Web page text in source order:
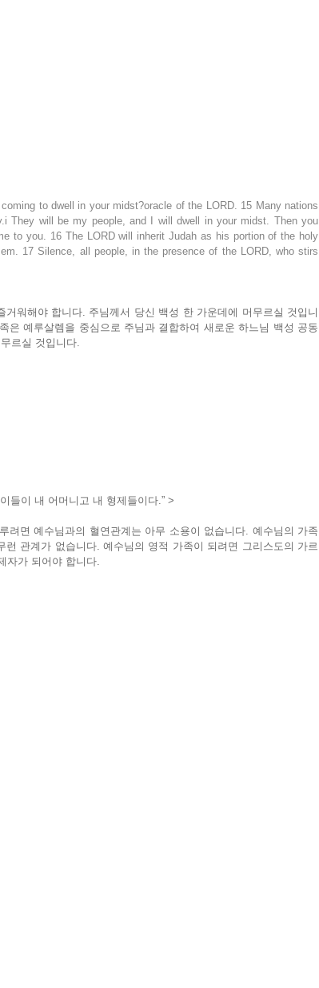
to dwell in your midst?oracle of the LORD. 15 Many nations
They will be my people, and I will dwell in your midst. Then you
to you. 16 The LORD will inherit Judah as his portion of the holy
17 Silence, all people, in the presence of the LORD, who stirs
워해야 합니다. 주님께서 당신 백성 한 가운데에 머무르실 것입니
은 예루살렘을 중심으로 주님과 결합하여 새로운 하느님 백성 공동
르실 것입니다.
들이 내 어머니고 내 형제들이다.” >
려면 예수님과의 혈연관계는 아무 소용이 없습니다. 예수님의 가족
관계가 없습니다. 예수님의 영적 가족이 되려면 그리스도의 가르
자가 되어야 합니다.